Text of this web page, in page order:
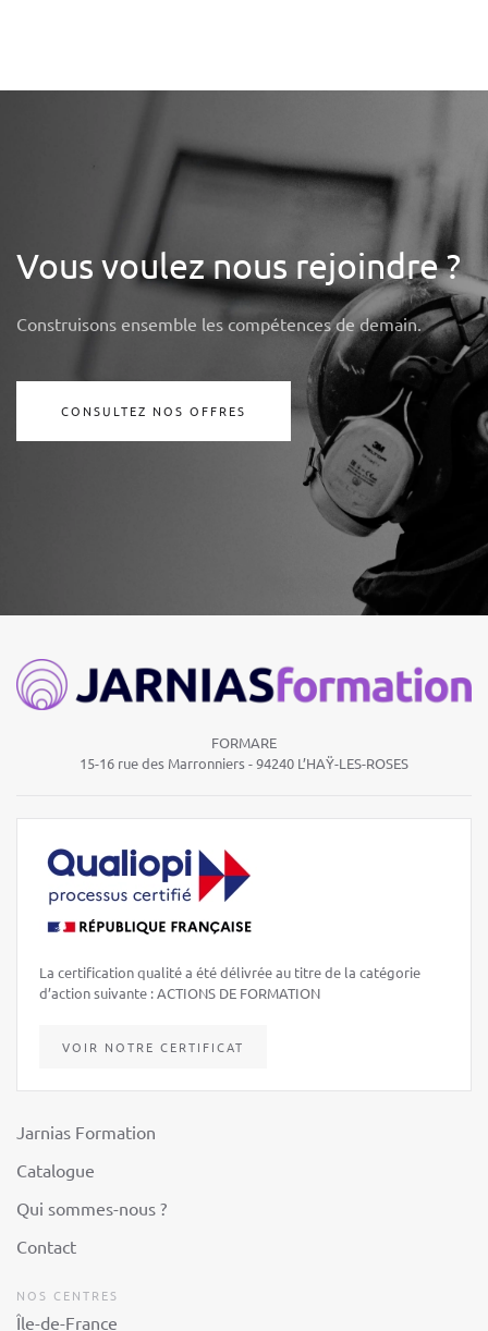
Vous voulez nous rejoindre ?
Construisons ensemble les compétences de demain.
CONSULTEZ NOS OFFRES
FORMARE
15-16 rue des Marronniers -94240 L’HAŸ-LES-ROSES
La certification qualité a été délivrée au titre de la catégorie
d’action suivante : ACTIONS DE FORMATION
VOIR NOTRE CERTIFICAT
Jarnias Formation
Catalogue
Qui sommes-nous ?
Contact
NOS CENTRES
Île-de-France